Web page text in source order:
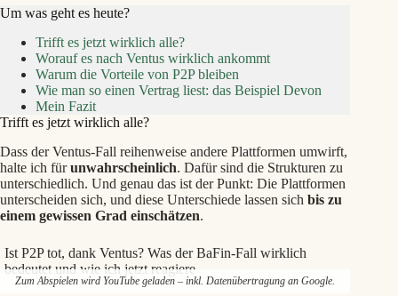
Um was geht es heute?
Trifft es jetzt wirklich alle?
Worauf es nach Ventus wirklich ankommt
Warum die Vorteile von P2P bleiben
Wie man so einen Vertrag liest: das Beispiel Devon
Mein Fazit
Trifft es jetzt wirklich alle?
Dass der Ventus-Fall reihenweise andere Plattformen umwirft,
halte ich fürunwahrscheinlich. Dafür sind die Strukturen zu
unterschiedlich. Und genau das ist der Punkt: Die Plattformen
unterscheiden sich, und diese Unterschiede lassen sich bis zu
einem gewissen Grad einschätzen.
Ist P2P tot, dank Ventus? Was der BaFin-Fall wirklich
bedeutet und wie ich jetzt reagiere
Zum Abspielen wird YouTube geladen – inkl. Datenübertragung an Google.